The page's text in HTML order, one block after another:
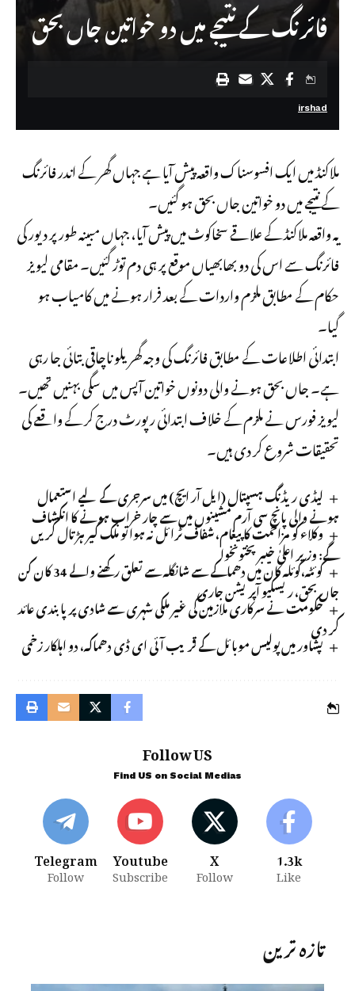
فائرنگ کے نتیجے میں دو خواتین جاں بحق
irshad
ملاکنڈ میں ایک افسوسناک واقعہ پیش آیا ہے جہاں گھر کے اندر فائرنگ
کے نتیجے میں دو خواتین جاں بحق ہو گئیں۔
یہ واقعہ ملاکنڈ کے علاقے سخاکوٹ میں پیش آیا، جہاں مبینہ طور پر دیور کی
فائرنگ سے اس کی دو بھابھیاں موقع پر ہی دم توڑ گئیں۔ مقامی لیویز
حکام کے مطابق ملزم واردات کے بعد فرار ہونے میں کامیاب ہو
گیا۔
ابتدائی اطلاعات کے مطابق فائرنگ کی وجہ گھریلو ناچاقی بتائی جا رہی
ہے۔ جاں بحق ہونے والی دونوں خواتین آپس میں سگی بہنیں تھیں۔
لیویز فورس نے ملزم کے خلاف ابتدائی رپورٹ درج کر کے واقعے کی
تحقیقات شروع کر دی ہیں۔
لیڈی ریڈنگ ہسپتال (ایل آر ایچ) میں سرجری کے لیے استعمال
ہونے والی پانچ سی آرم مشینوں میں سے چار خراب ہونے کا انکشاف
وکلاء کو مزاحمت کا پیغام، شفاف ٹرائل نہ ہوا تو ملک گیر ہڑتال کریں
گے: وزیر اعلیٰ خیبرپختونخوا
کوئٹہ،کوئلہ کان میں دھماکے سے شانگلہ سے تعلق رکھنے والے 34 کان کن
جاں بحق، ریسکیو آپریشن جاری
حکومت نے سرکاری ملازمین کی غیر ملکی شہری سے شادی پر پابندی عائد
کر دی
پشاور میں پولیس موبائل کے قریب آئی ای ڈی دھماکہ، دو اہلکار زخمی
Follow US
Find US on Social Medias
1.3k
Like
X
Follow
Youtube
Subscribe
Telegram
Follow
تازہ ترین